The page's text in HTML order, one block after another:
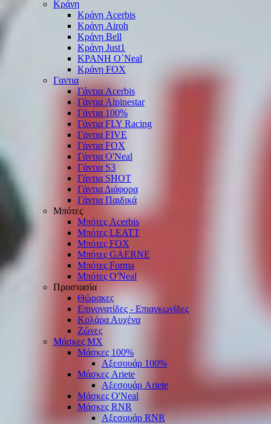
Κράνη
Κράνη Acerbis
Κράνη Airoh
Κράνη Bell
Κράνη Just1
ΚΡΑΝΗ O΄Νeal
Κράνη FOX
Γαντια
Γάντια Acerbis
Γάντια Alpinestar
Γάντια 100%
Γάντια FLY Racing
Γάντια FIVE
Γάντια FOX
Γάντια O'Νeal
Γάντια S3
Γάντια SHOT
Γάντια Διάφορα
Γάντια Παιδικά
Μπότες
Μπότες Acerbis
Μπότες LEATT
Μπότες FOX
Μπότες GAERNE
Μπότες Forma
Μπότες O'Neal
Προστασία
Θώρακες
Επιγονατίδες - Επιαγκωνίδες
Κολάρα Αυχένα
Ζώνες
Μάσκες ΜΧ
Μάσκες 100%
Αξεσουάρ 100%
Μάσκες Ariete
Αξεσουάρ Ariete
Μάσκες O'Neal
Μάσκες RNR
Αξεσουάρ RNR